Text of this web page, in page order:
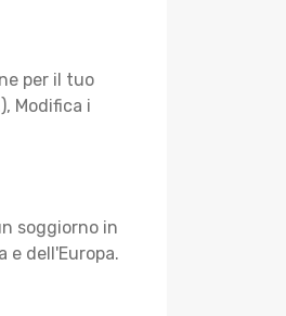
per il tuo
Modifica i
soggiorno in
e dell'Europa.